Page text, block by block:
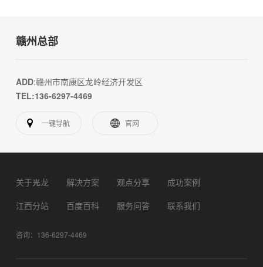
赣州总部
ADD:赣州市南康区龙岭经济开发区
TEL:136-6297-4469
一键导航 官网
关于光龙 解决方案 观点分享
成功案例
江西分站
百度百科 服务问答 联系我们
咨询：136-6297-4469